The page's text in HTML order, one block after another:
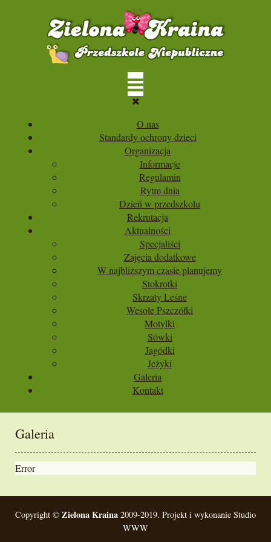
O nas
Standardy ochrony dzieci
Organizacja
Informacje
Regulamin
Rytm dnia
Dzień w przedszkolu
Rekrutacja
Aktualności
Specjaliści
Zajęcia dodatkowe
W najbliższym czasie planujemy
Stokrotki
Skrzaty Leśne
Wesołe Pszczółki
Motylki
Sówki
Jagódki
Jeżyki
Galeria
Kontakt
Galeria
Error
Copyright © Zielona Kraina 2009-2019. Projekt i wykonanie Studio
WWW